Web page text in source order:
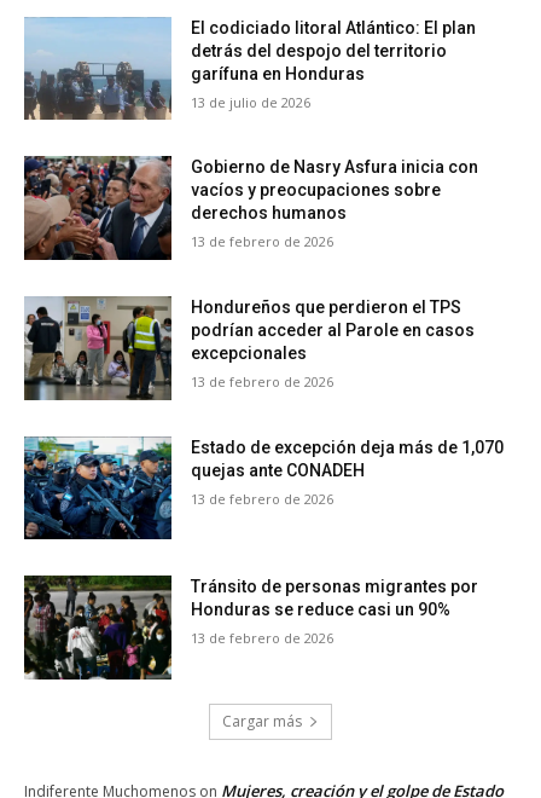
El codiciado litoral Atlántico: El plan
detrás del despojo del territorio
garífuna en Honduras
13 de julio de 2026
Gobierno de Nasry Asfura inicia con
vacíos y preocupaciones sobre
derechos humanos
13 de febrero de 2026
Hondureños que perdieron el TPS
podrían acceder al Parole en casos
excepcionales
13 de febrero de 2026
Estado de excepción deja más de 1,070
quejas ante CONADEH
13 de febrero de 2026
Tránsito de personas migrantes por
Honduras se reduce casi un 90%
13 de febrero de 2026
Cargar más
Indiferente Muchomenos on Mujeres, creación y el golpe de Estado